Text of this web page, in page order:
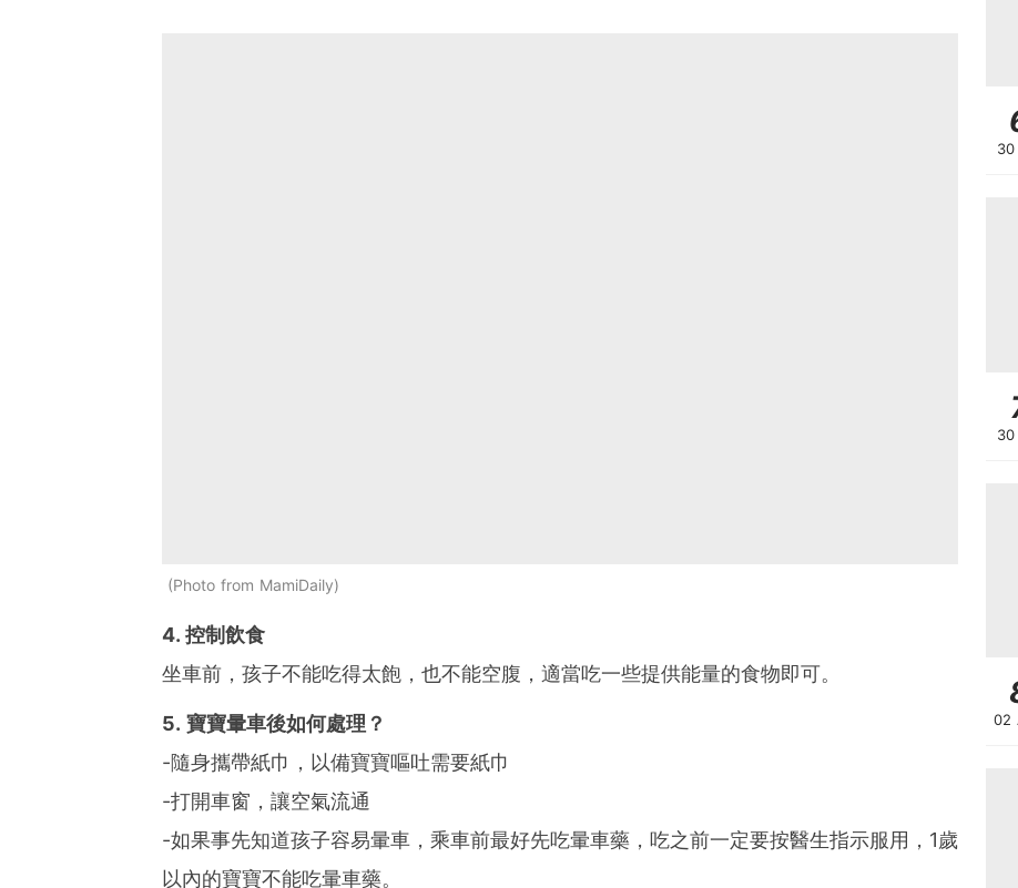
Photo from MamiDaily
4. 控制飲食
坐車前，孩子不能吃得太飽，也不能空腹，適當吃一些提供能量的食物即可。
5. 寶寶暈車後如何處理？
-隨身攜帶紙巾，以備寶寶嘔吐需要紙巾
-打開車窗，讓空氣流通
-如果事先知道孩子容易暈車，乘車前最好先吃暈車藥，吃之前一定要按醫生指示服用，1歲
以內的寶寶不能吃暈車藥。
02